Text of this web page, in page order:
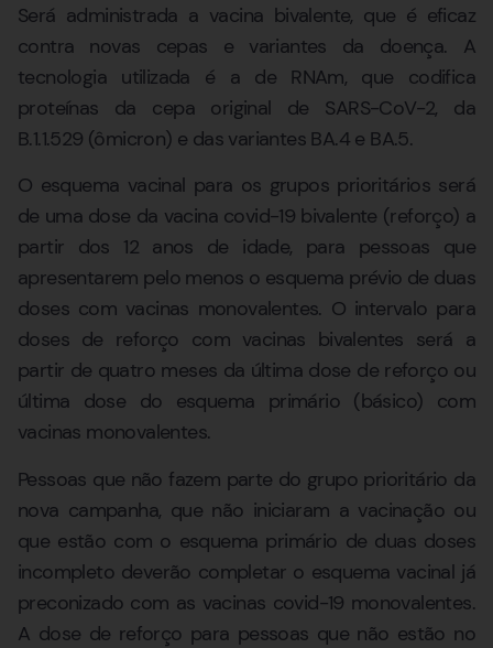
Será administrada a vacina bivalente, que é eficaz
contra novas cepas e variantes da doença. A
tecnologia utilizada é a de RNAm, que codifica
proteínas da cepa original de SARS-CoV-2, da
B.1.1.529 (ômicron) e das variantes BA.4 e BA.5.
O esquema vacinal para os grupos prioritários será
de uma dose da vacina covid-19 bivalente (reforço) a
partir dos 12 anos de idade, para pessoas que
apresentarem pelo menos o esquema prévio de duas
doses com vacinas monovalentes. O intervalo para
doses de reforço com vacinas bivalentes será a
partir de quatro meses da última dose de reforço ou
última dose do esquema primário (básico) com
vacinas monovalentes.
Pessoas que não fazem parte do grupo prioritário da
nova campanha, que não iniciaram a vacinação ou
que estão com o esquema primário de duas doses
incompleto deverão completar o esquema vacinal já
preconizado com as vacinas covid-19 monovalentes.
A dose de reforço para pessoas que não estão no